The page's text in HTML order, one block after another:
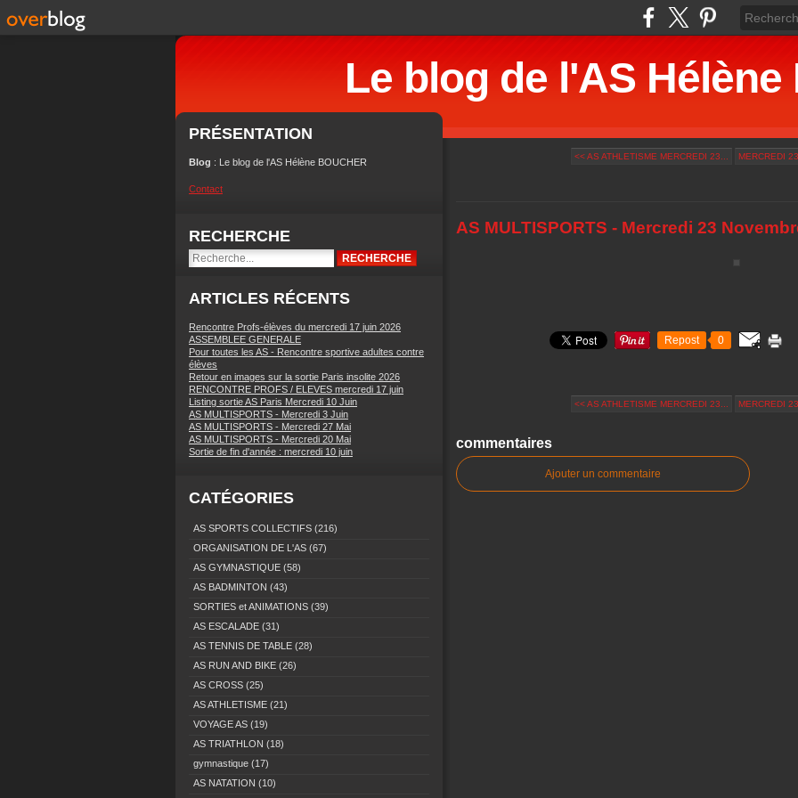
Le blog de l'AS Hélène
PRÉSENTATION
Blog : Le blog de l'AS Hélène BOUCHER
Contact
RECHERCHE
ARTICLES RÉCENTS
Rencontre Profs-élèves du mercredi 17 juin 2026
ASSEMBLEE GENERALE
Pour toutes les AS - Rencontre sportive adultes contre
élèves
Retour en images sur la sortie Paris insolite 2026
RENCONTRE PROFS / ELEVES mercredi 17 juin
Listing sortie AS Paris Mercredi 10 Juin
AS MULTISPORTS - Mercredi 3 Juin
AS MULTISPORTS - Mercredi 27 Mai
AS MULTISPORTS - Mercredi 20 Mai
Sortie de fin d'année : mercredi 10 juin
CATÉGORIES
AS SPORTS COLLECTIFS (216)
ORGANISATION DE L'AS (67)
AS GYMNASTIQUE (58)
AS BADMINTON (43)
SORTIES et ANIMATIONS (39)
AS ESCALADE (31)
AS TENNIS DE TABLE (28)
AS RUN AND BIKE (26)
AS CROSS (25)
AS ATHLETISME (21)
VOYAGE AS (19)
AS TRIATHLON (18)
gymnastique (17)
AS NATATION (10)
<< AS ATHLETISME MERCREDI 23... MERCREDI
AS MULTISPORTS - Mercredi 23
Repost 0
<< AS ATHLETISME MERCREDI 23... MERCREDI
commentaires
Ajouter un commentaire